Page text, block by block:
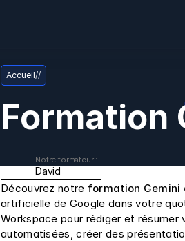
Accueil//
Formation
Notre formateur :
David
Découvrez notre formation Gemini
artificielle de Google dans votre
Workspace pour rédiger et résumer
automatisées, créer des